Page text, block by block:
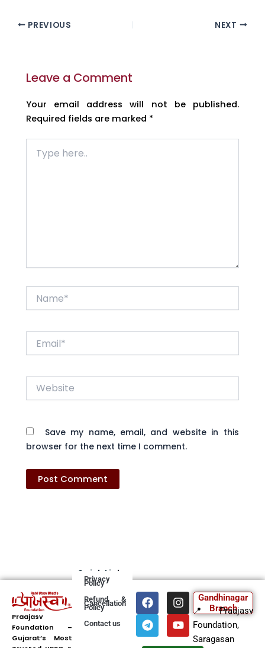
PREVIOUS NEXT
Leave a Comment
Your email address will not be published.
Required fields are marked *
here..
Website
Save my name, email, and website in this
browser for the next time I comment.
Praajasv
Foundation –
Gujarat’s Most
Quick Links
Privacy
Policy
Refund &
Cancellation
Policy
Contact us
F
a
c
e
b
I
n
s
t
a
T
e
l
e
g
Y
o
u
t
u
Gandhinagar
Branch
📍 Praajasv
Foundation,
Saragasan